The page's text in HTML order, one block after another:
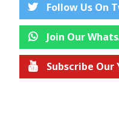
Follow Us On
Join Our
Subscribe Our